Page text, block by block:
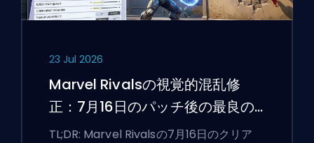
23 Jul 2026
Marvel Rivalsの視覚的混乱修
正：7月16日のパッチ後の最良の
競技設定
TL;DR: Marvel Rivalsの7月16日のクリア